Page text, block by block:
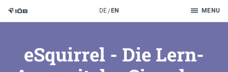
DE EN MENU
eSquirrel - Die Lern-